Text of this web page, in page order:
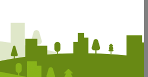
één jaar wordt
op de jaarrekening.
in de
Zakelijk
portal krijg je elke